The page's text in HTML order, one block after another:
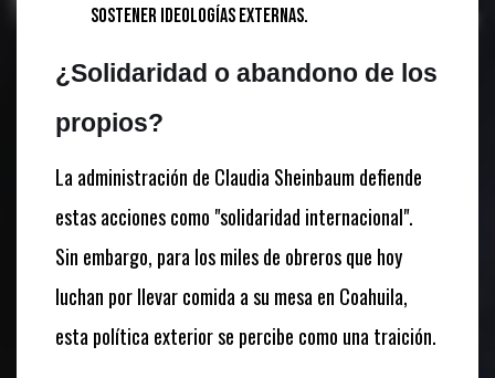
sostener ideologías externas.
¿Solidaridad o abandono de los
propios?
La administración de Claudia Sheinbaum defiende
estas acciones como "solidaridad internacional".
Sin embargo, para los miles de obreros que hoy
luchan por llevar comida a su mesa en Coahuila,
esta política exterior se percibe como una traición.